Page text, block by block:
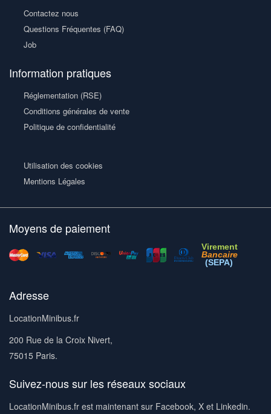
Contactez nous
Questions Fréquentes (FAQ)
Job
Information pratiques
Réglementation (RSE)
Conditions générales de vente
Politique de confidentialité
Utilisation des cookies
Mentions Légales
Moyens de paiement
Virement
Bancaire
(SEPA)
Adresse
LocationMinibus.fr
200 Rue de la Croix Nivert,
75015 Paris.
Suivez-nous sur les réseaux sociaux
LocationMinibus.fr est maintenant sur Facebook, X et Linkedin.